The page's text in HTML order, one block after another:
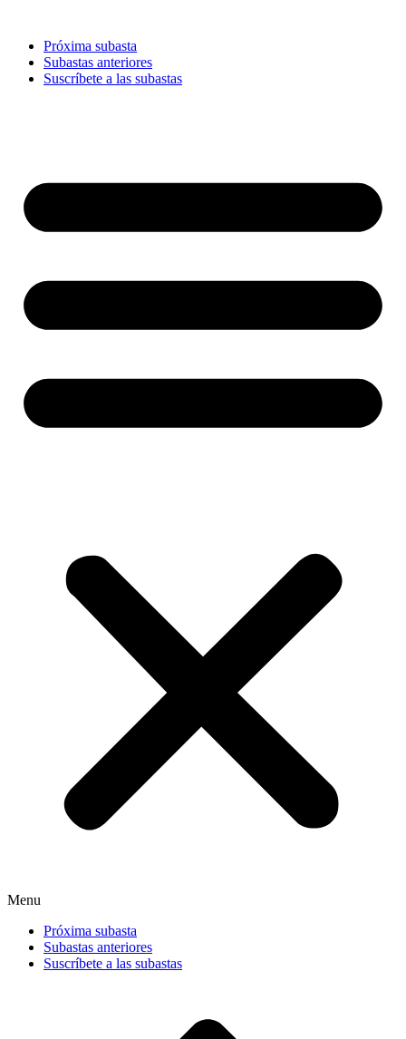
contenidoPróxima subasta
Subastas anteriores
Suscríbete a las subastas
Menu
Próxima subasta
Subastas anteriores
Suscríbete a las subastas